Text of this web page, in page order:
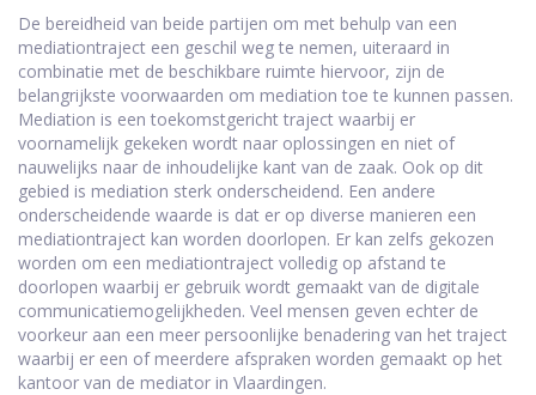
De bereidheid van beide partijen om met behulp van een
mediationtraject een geschil weg te nemen, uiteraard in
combinatie met de beschikbare ruimte hiervoor, zijn de
belangrijkste voorwaarden om mediation toe te kunnen passen.
Mediation is een toekomstgericht traject waarbij er
voornamelijk gekeken wordt naar oplossingen en niet of
nauwelijks naar de inhoudelijke kant van de zaak. Ook op dit
gebied is mediation sterk onderscheidend. Een andere
onderscheidende waarde is dat er op diverse manieren een
mediationtraject kan worden doorlopen. Er kan zelfs gekozen
worden om een mediationtraject volledig op afstand te
doorlopen waarbij er gebruik wordt gemaakt van de digitale
communicatiemogelijkheden. Veel mensen geven echter de
voorkeur aan een meer persoonlijke benadering van het traject
waarbij er een of meerdere afspraken worden gemaakt op het
kantoor van de mediator in Vlaardingen.